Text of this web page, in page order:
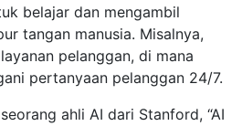
belajar dan mengambil
tangan manusia. Misalnya,
pelanggan, di mana
pertanyaan pelanggan 24/7.
ahli AI dari Stanford, “AI